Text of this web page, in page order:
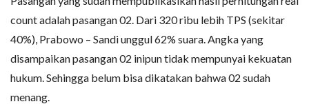
count adalah pasangan 02. Dari 320 ribu lebih TPS (sekitar
40%), Prabowo – Sandi unggul 62% suara. Angka yang
disampaikan pasangan 02 inipun tidak mempunyai kekuatan
hukum. Sehingga belum bisa dikatakan bahwa 02 sudah
menang.